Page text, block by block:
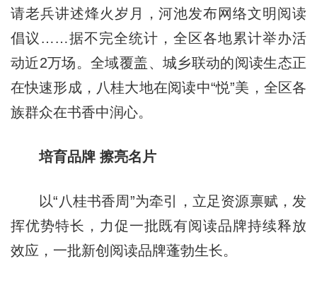
请老兵讲述烽火岁月，河池发布网络文明阅读
倡议……据不完全统计，全区各地累计举办活
动近2万场。全域覆盖、城乡联动的阅读生态正
在快速形成，八桂大地在阅读中“悦”美，全区各
族群众在书香中润心。
培育品牌 擦亮名片
以“八桂书香周”为牵引，立足资源禀赋，发
挥优势特长，力促一批既有阅读品牌持续释放
效应，一批新创阅读品牌蓬勃生长。